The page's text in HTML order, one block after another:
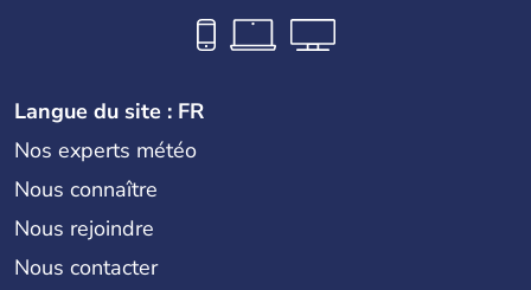
Langue du site : FR
Nos experts météo
Nous connaître
Nous rejoindre
Nous contacter